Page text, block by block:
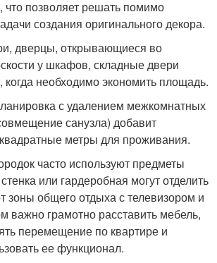
что позволяет решать помимо
создания оригинального декора.
дверцы, открывающиеся во
у шкафов, складные двери
необходимо экономить площадь.
с удалением межкомнатных
санузла) добавит
метры для проживания.
часто используют предметы
или гардеробная могут отделить
зоны общего отдыха с телевизором и
важно грамотно расставить мебель,
перемещение по квартире и
ее функционал.